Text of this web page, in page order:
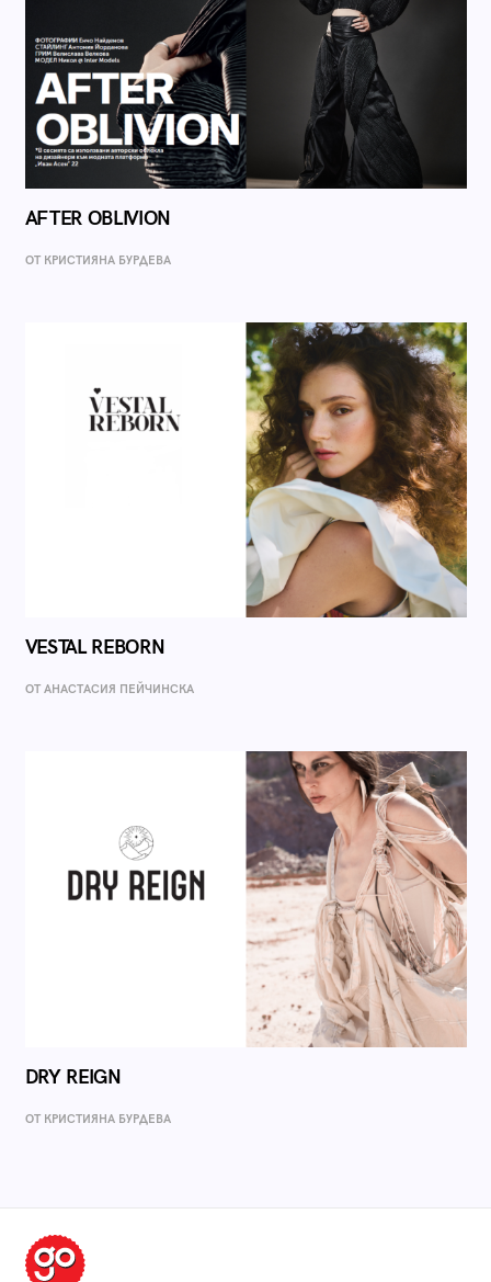
AFTER OBLIVION
ОТ КРИСТИЯНА БУРДЕВА
VESTAL REBORN
ОТ AНАСТАСИЯ ПЕЙЧИНСКА
DRY REIGN
ОТ КРИСТИЯНА БУРДЕВА